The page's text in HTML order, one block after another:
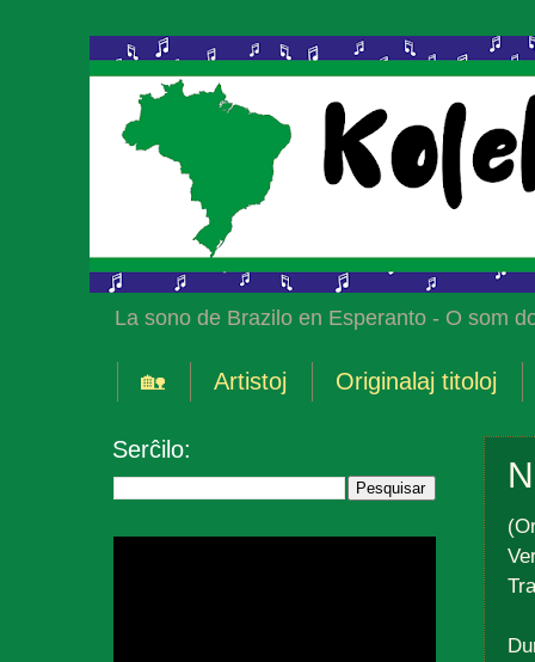
La sono de Brazilo en Esperanto - O som
🏡 Artistoj Originalaj titoloj
Serĉilo: